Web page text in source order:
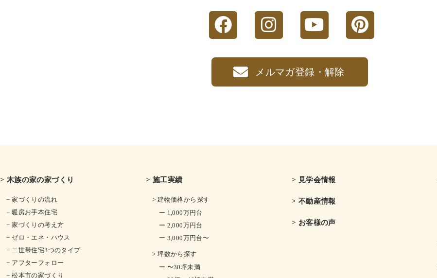
メルマガ登録・解除
> 木族の家の家づくり
− 家づくりの流れ
− 暖房お手本住宅
− 家づくりの考え方
− ゼロ・エネ・ハウス
− 二世帯住宅3つのタイプ
− アフターフォロー
− 松本市の家づくり
> 施工実績
> 建物価格から探す
ー 1,000万円台
ー 2,000万円台
ー 3,000万円台〜
> 坪数から探す
ー 〜30坪未満
> 見学会情報
> 不動産情報
> お客様の声